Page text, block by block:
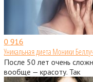
0 916
Уникальная диета Моники
После 50 лет очень
вообще — красоту. Так